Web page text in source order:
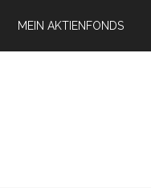
MEIN AKTIENFONDS